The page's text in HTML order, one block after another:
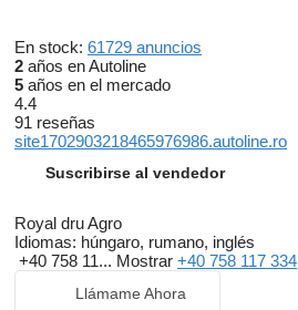
En stock: 61729 anuncios
2 años en Autoline
5 años en el mercado
4.4
91 reseñas
site1702903218465976986.autoline.ro
Suscribirse al vendedor
Royal dru Agro
Idiomas: húngaro, rumano, inglés
+40 758 11... Mostrar +40 758 117 334
Llámame Ahora